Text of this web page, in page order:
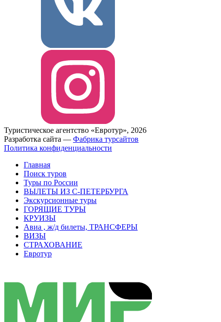
Туристическое агентство «Евротур», 2026
Разработка сайта — Фабрика турсайтов
Политика конфиденциальности
Главная
Поиск туров
Туры по России
ВЫЛЕТЫ ИЗ С-ПЕТЕРБУРГА
Экскурсионные туры
ГОРЯЩИЕ ТУРЫ
КРУИЗЫ
Авиа , ж/д билеты, ТРАНСФЕРЫ
ВИЗЫ
СТРАХОВАНИЕ
Евротур